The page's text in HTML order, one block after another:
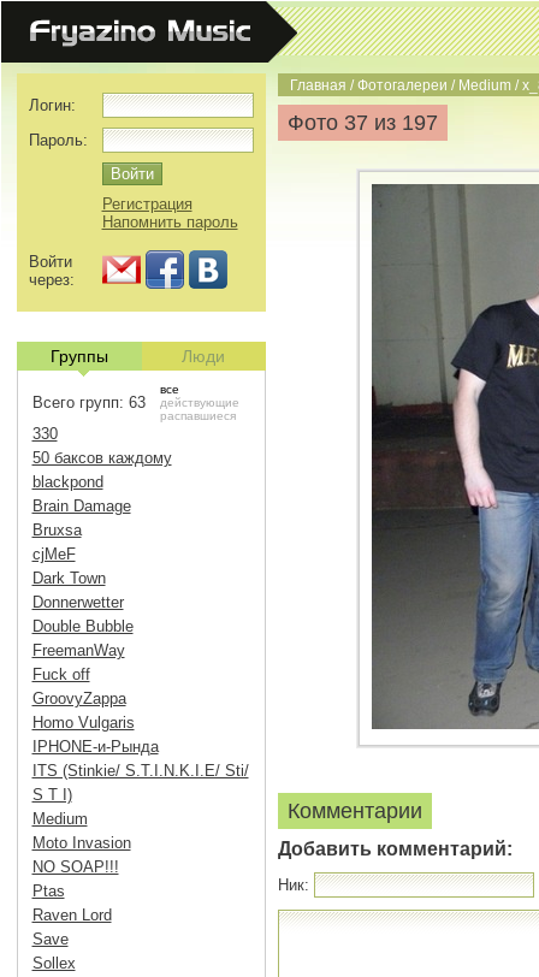
Главная /Фотогалереи / Medium /
Фото 37 из 197
Комментарии
Добавить комментарий:
Ник:
Логин:
Пароль:
Регистрация
Напомнить пароль
Войти
через:
Группы Люди
Всего групп: 63
все
действующие
распавшиеся
330
50 баксов каждому
blackpond
Brain Damage
Bruxsa
cjMeF
Dark Town
Donnerwetter
Double Bubble
FreemanWay
Fuck off
GroovyZappa
Homo Vulgaris
IPHONE-и-Рында
ITS (Stinkie/ S.T.I.N.K.I.E/ Sti/
S T I)
Medium
Moto Invasion
NO SOAP!!!
Ptas
Raven Lord
Save
Sollex